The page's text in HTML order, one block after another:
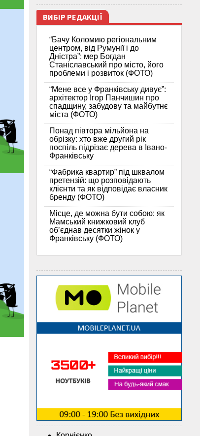
ВИБІР РЕДАКЦІЇ
“Бачу Коломию регіональним
центром, від Румунії і до
Дністра”: мер Богдан
Станіславський про місто, його
проблеми і розвиток (ФОТО)
“Мене все у Франківську дивує”:
архітектор Ігор Панчишин про
спадщину, забудову та майбутнє
міста (ФОТО)
Понад півтора мільйона на
обрізку: хто вже другий рік
поспіль підрізає дерева в Івано-
Франківську
“Фабрика квартир” під шквалом
претензій: що розповідають
клієнти та як відповідає власник
бренду (ФОТО)
Місце, де можна бути собою: як
Мамський книжковий клуб
об’єднав десятки жінок у
Франківську (ФОТО)